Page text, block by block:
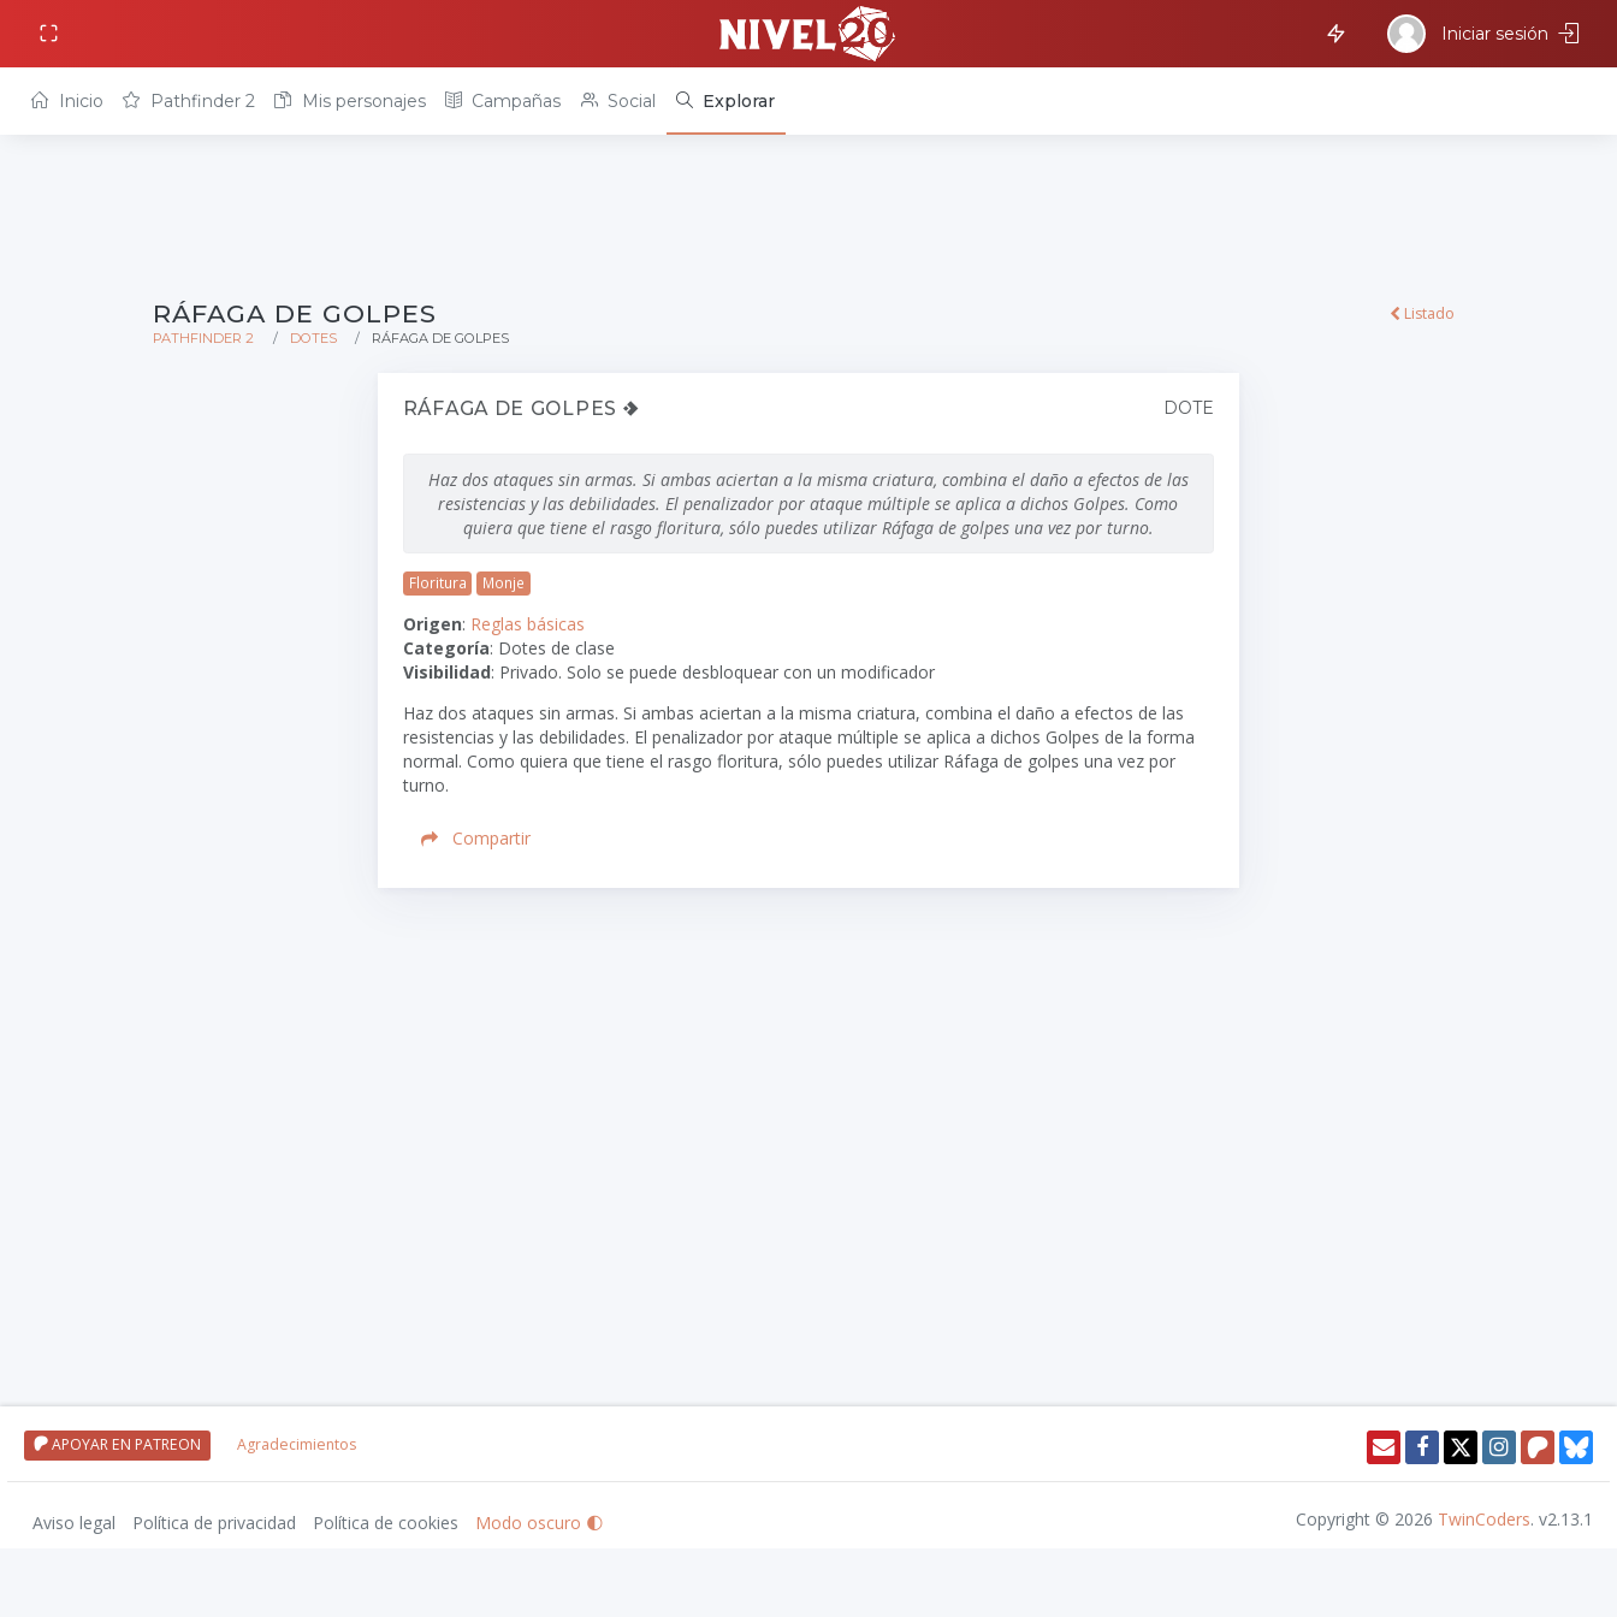
Iniciar sesión
Inicio Pathfinder 2 Mis personajes Campañas Social Explorar
RÁFAGA DE GOLPES
PATHFINDER 2 DOTES RÁFAGA DE GOLPES
Listado
RÁFAGA DE GOLPES DOTE
Haz dos ataques sin armas. Si ambas aciertan a la misma criatura, combina el daño a efectos de las
resistencias y las debilidades. El penalizador por ataque múltiple se aplica a dichos Golpes. Como
quiera que tiene el rasgo floritura, sólo puedes utilizar Ráfaga de golpes una vez por turno.
Floritura Monje
Origen: Reglas básicas
Categoría: Dotes de clase
Visibilidad: Privado. Solo se puede desbloquear con un modificador
Haz dos ataques sin armas. Si ambas aciertan a la misma criatura, combina el daño a efectos de las
resistencias y las debilidades. El penalizador por ataque múltiple se aplica a dichos Golpes de la forma
normal. Como quiera que tiene el rasgo floritura, sólo puedes utilizar Ráfaga de golpes una vez por
turno.
Compartir
APOYAR EN PATREON Agradecimientos
Aviso legal Política de privacidad Política de cookies Modo oscuro 🌓 Copyright © 2026 TwinCoders. v2.13.1